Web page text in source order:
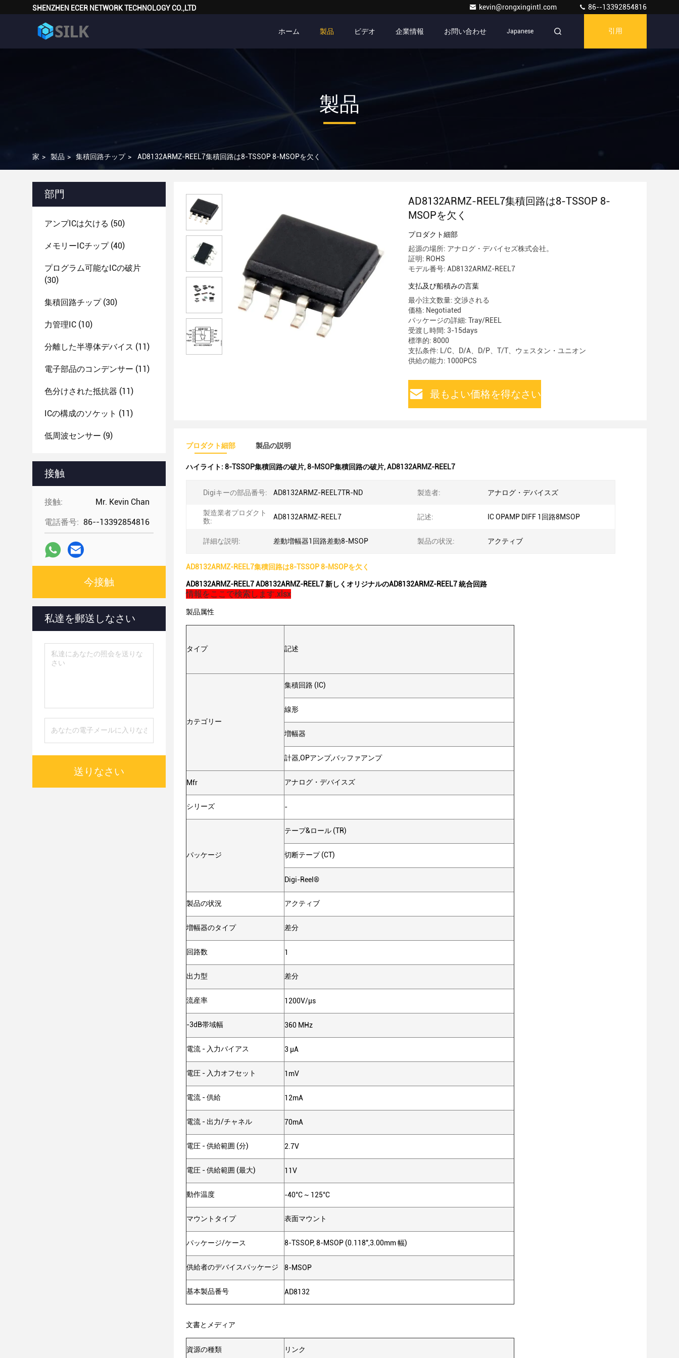
SHENZHEN ECER NETWORK TECHNOLOGY CO.,LTD kevin@rongxingintl.com 86--13392854816
ホーム 製品 ビデオ 企業情報 お問い合わせ Japanese 引用
製品
家 > 製品 > 集積回路チップ > AD8132ARMZ-REEL7集積回路は8-TSSOP 8-MSOPを欠く
部門
アンプICは欠ける (50)
メモリーICチップ(40)
プログラム可能なICの破片
(30)
集積回路チップ(30)
力管理IC (10)
分離した半導体デバイス (11)
電子部品のコンデンサー (11)
色分けされた抵抗器 (11)
ICの構成のソケット (11)
低周波センサー (9)
接触
接触: Mr. Kevin Chan
電話番号: 86--13392854816
今接触
私達を郵送しなさい
送りなさい
AD8132ARMZ-REEL7集積回路は8-TSSOP 8-
MSOPを欠く
プロダクト細部
起源の場所: アナログ・デバイセズ株式会社。
証明: ROHS
モデル番号: AD8132ARMZ-REEL7
支払及び船積みの言葉
最小注文数量: 交渉される
価格: Negotiated
パッケージの詳細: Tray/REEL
受渡し時間: 3-15days
標準的: 8000
支払条件: L/C、D/A、D/P、T/T、ウェスタン・ユニオン
供給の能力: 1000PCS
最もよい価格を得なさい
プロダクト細部 製品の説明
ハイライト: 8-TSSOP集積回路の破片,8-MSOP集積回路の破片,AD8132ARMZ-REEL7
Digiキーの部品番号: AD8132ARMZ-REEL7TR-ND 製造者: アナログ・デバイスズ
製造業者プロダクト
数:
AD8132ARMZ-REEL7 記述: IC OPAMP DIFF 1回路8MSOP
詳細な説明: 差動増幅器1回路差動8-MSOP 製品の状況: アクティブ
AD8132ARMZ-REEL7集積回路は8-TSSOP 8-MSOPを欠く
AD8132ARMZ-REEL7 AD8132ARMZ-REEL7 新しくオリジナルのAD8132ARMZ-REEL7 統合回路
情報をここで検索します.xlsx
製品属性
タイプ 記述
カテゴリー
集積回路 (IC)
線形
増幅器
計器,OPアンプ,バッファアンプ
Mfr アナログ・デバイスズ
シリーズ -
パッケージ
テープ&ロール (TR)
切断テープ (CT)
Digi-Reel®
製品の状況 アクティブ
増幅器のタイプ 差分
回路数 1
出力型 差分
流産率 1200V/μs
-3dB帯域幅 360 MHz
電流 - 入力バイアス 3 μA
電圧 - 入力オフセット 1mV
電流 - 供給 12mA
電流 - 出力/チャネル 70mA
電圧 - 供給範囲 (分) 2.7V
電圧 - 供給範囲 (最大) 11V
動作温度 -40°C ~ 125°C
マウントタイプ 表面マウント
パッケージ/ケース 8-TSSOP, 8-MSOP (0.118",3.00mm 幅)
供給者のデバイスパッケージ 8-MSOP
基本製品番号 AD8132
文書とメディア
資源の種類 リンク